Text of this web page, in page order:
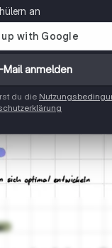
an
Mail anmelden
du die